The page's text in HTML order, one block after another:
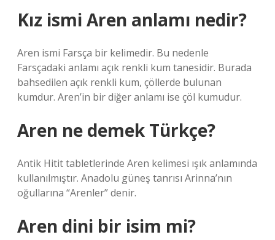
Kız ismi Aren anlamı nedir?
Aren ismi Farsça bir kelimedir. Bu nedenle
Farsçadaki anlamı açık renkli kum tanesidir. Burada
bahsedilen açık renkli kum, çöllerde bulunan
kumdur. Aren’in bir diğer anlamı ise çöl kumudur.
Aren ne demek Türkçe?
Antik Hitit tabletlerinde Aren kelimesi ışık anlamında
kullanılmıştır. Anadolu güneş tanrısı Arinna’nın
oğullarına “Arenler” denir.
Aren dini bir isim mi?